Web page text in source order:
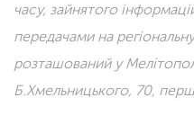
часу, зайнятого
передачами на
розташований у
Б.Хмельницького, 70,